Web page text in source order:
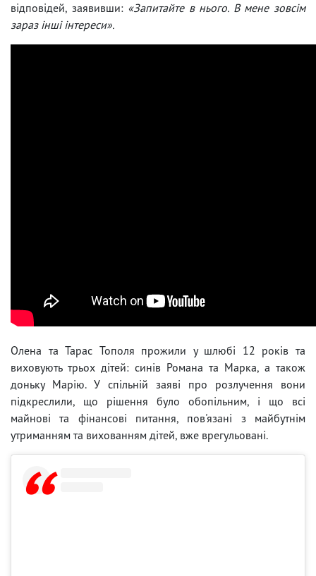
відповідей, заявивши: «Запитайте в нього. В мене зовсім
зараз інші інтереси».
Олена та Тарас Тополя прожили у шлюбі 12 років та
виховують трьох дітей: синів Романа та Марка, а також
доньку Марію. У спільній заяві про розлучення вони
підкреслили, що рішення було обопільним, і що всі
майнові та фінансові питання, пов'язані з майбутнім
утриманням та вихованням дітей, вже врегульовані.